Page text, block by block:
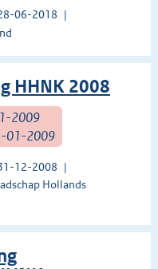
06-2018
HHNK 2008
2009
01-2009
12-2008
Hollands